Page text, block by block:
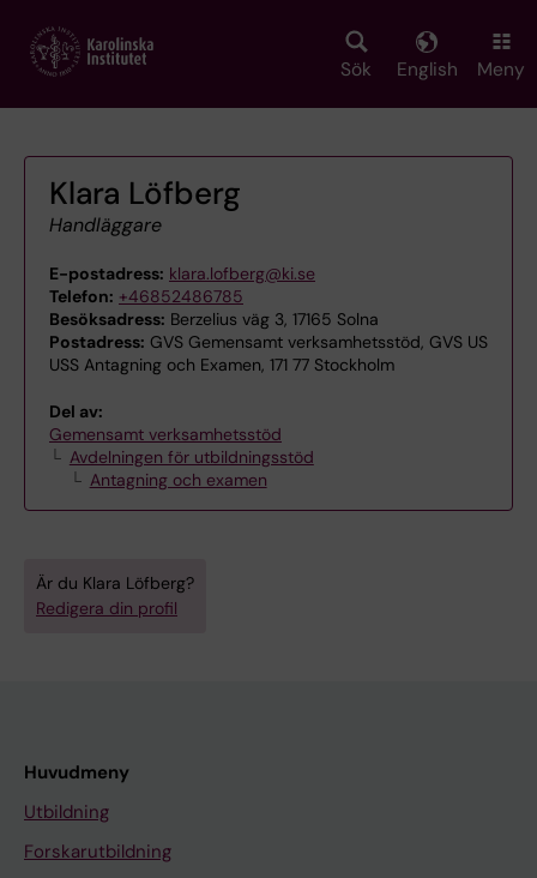
main
Sök English Meny
Klara Löfberg
Handläggare
E-postadress: klara.lofberg@ki.se
Telefon: +46852486785
Besöksadress: Berzelius väg 3, 17165 Solna
Postadress: GVS Gemensamt verksamhetsstöd, GVS US
USS Antagning och Examen, 171 77 Stockholm
Del av:
Gemensamt verksamhetsstöd
Avdelningen för utbildningsstöd
Antagning och examen
Är du Klara Löfberg?
Redigera din profil
Huvudmeny
Utbildning
Forskarutbildning